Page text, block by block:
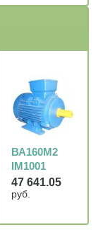
ВА160М2
IM1001
47 641.05
руб.